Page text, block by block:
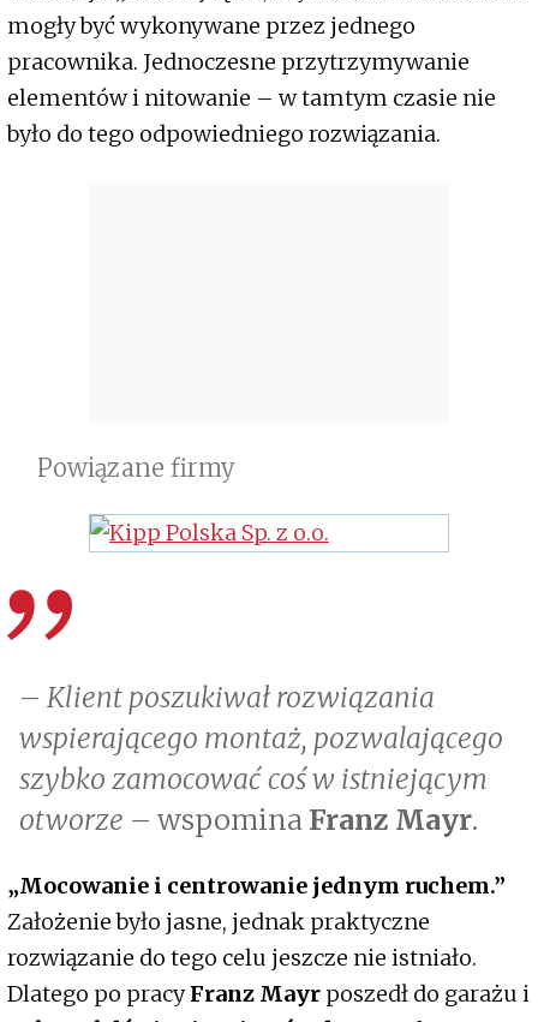
mogły być wykonywane przez jednego
pracownika. Jednoczesne przytrzymywanie
elementów i nitowanie – w tamtym czasie nie
było do tego odpowiedniego rozwiązania.
Powiązane firmy
– Klient poszukiwał rozwiązania
wspierającego montaż, pozwalającego
szybko zamocować coś w istniejącym
otworze – wspomina Franz Mayr.
„Mocowanie i centrowanie jednym ruchem.”
Założenie było jasne, jednak praktyczne
rozwiązanie do tego celu jeszcze nie istniało.
Dlatego po pracyFranz Mayr poszedł do garażu i